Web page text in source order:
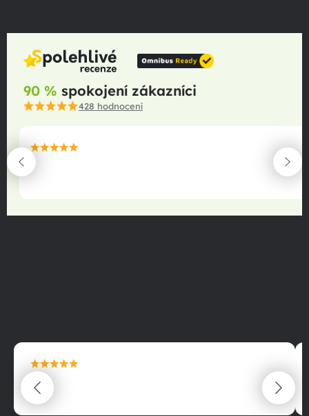
90 % spokojení zákazníci
428 hodnocení
maximální spokojenost
22.06.2025
maximální spokojenost
22.06.2025